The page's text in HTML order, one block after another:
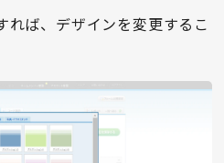
れば、デザインを変更するこ